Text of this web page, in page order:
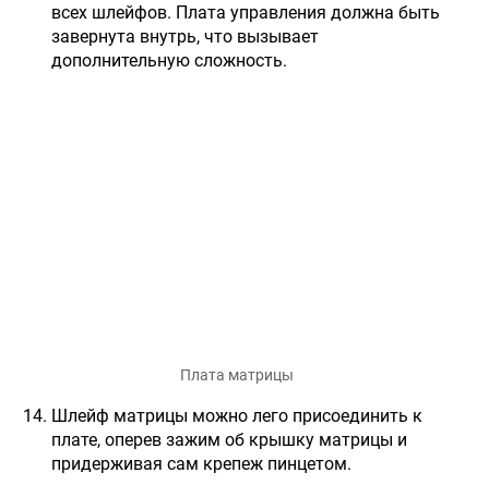
всех шлейфов. Плата управления должна быть
завернута внутрь, что вызывает
дополнительную сложность.
Плата матрицы
Шлейф матрицы можно лего присоединить к
плате, оперев зажим об крышку матрицы и
придерживая сам крепеж пинцетом.